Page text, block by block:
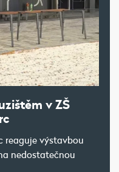
v ZŠ
reaguje výstavbou
nedostatečnou